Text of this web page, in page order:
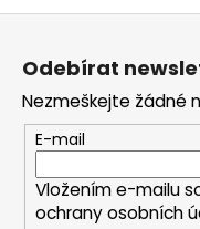
Z
Odebírat
Nezmeškejte žádné
E-mail
Vložením e-mailu
ochrany osobních